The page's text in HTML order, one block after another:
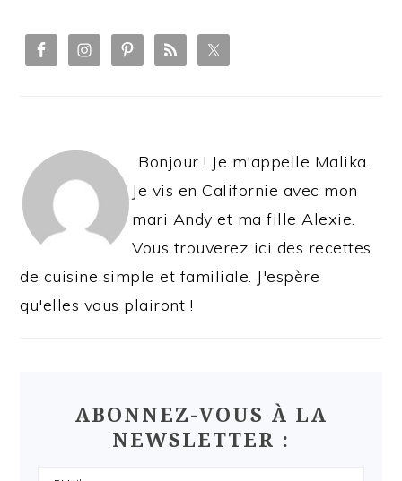
SIDEBAR
Bonjour ! Je m'appelle Malika.
Je vis en Californie avec mon
mari Andy et ma fille Alexie.
Vous trouverez ici des recettes
de cuisine simple et familiale. J'espère
qu'elles vous plairont !
ABONNEZ-VOUS À LA
NEWSLETTER :